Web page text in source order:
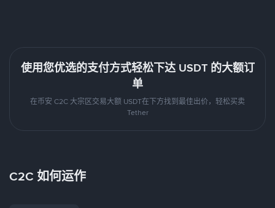
使用您优选的支付方式轻松下达 USDT 的大额订
单
在币安 C2C 大宗区交易大额 USDT在下方找到最佳出价，轻松买卖
Tether
C2C 如何运作